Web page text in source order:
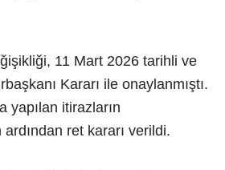
11 Mart 2026 tarihli ve
Kararı ile onaylanmıştı.
yapılan itirazların
ret kararı verildi.